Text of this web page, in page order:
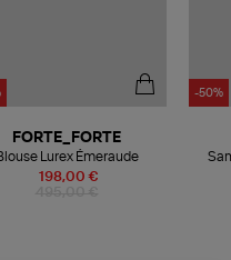
198,00 €
FORTE_FORTE
Lurex Émeraude
-50%